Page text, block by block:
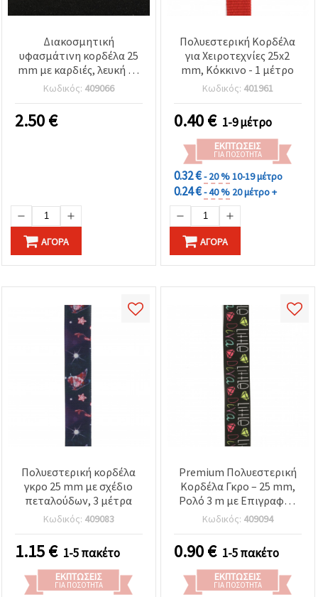
Διακοσμητική
υφασμάτινη κορδέλα 25
mm με καρδιές, λευκή - 9
μέτρα
Κωδικός: 409066
2.50€
ΑΓΟΡΆ
Πολυεστερική Κορδέλα
για Χειροτεχνίες 25x2
mm, Κόκκινο - 1 μέτρο
Κωδικός: 401961
0.40€ 1-9 μέτρο
ΕΚΠΤΏΣΕΙΣ
ΓΙΑ ΠΟΣΌΤΗΤΑ
0.32 €- 20 %10-19 μέτρο
0.24 €- 40 % 20 μέτρο +
ΑΓΟΡΆ
Πολυεστερική κορδέλα
γκρο 25 mm με σχέδιο
πεταλούδων, 3 μέτρα
Κωδικός: 409083
1.15€ 1-5 πακέτο
ΕΚΠΤΏΣΕΙΣ
ΓΙΑ ΠΟΣΌΤΗΤΑ
Premium Πολυεστερική
Κορδέλα Γκρο – 25 mm,
Ρολό 3 m με Επιγραφή |
Κομψή Διακόσμηση για
Περιτύλιγμα &
Χειροτεχνίες
Κωδικός: 409094
0.90€ 1-5 πακέτο
ΕΚΠΤΏΣΕΙΣ
ΓΙΑ ΠΟΣΌΤΗΤΑ